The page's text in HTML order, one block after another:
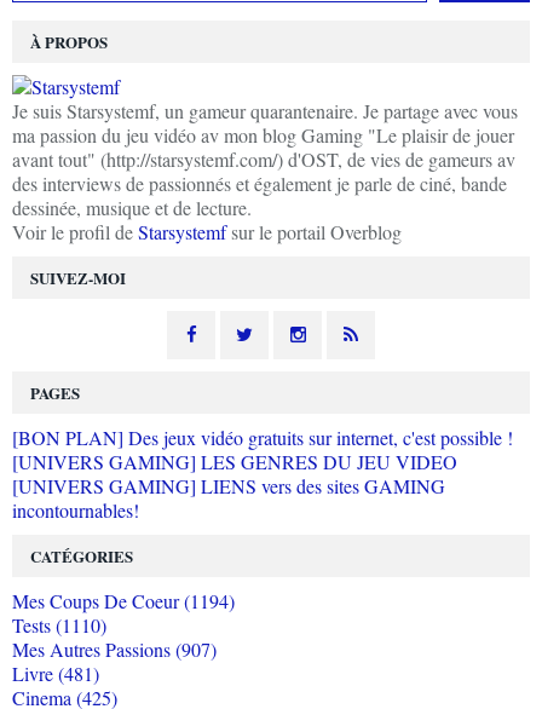
SUIVEZ-MOI
À PROPOS
Je suis Starsystemf, un gameur quarantenaire. Je partage avec vous
ma passion du jeu vidéo av mon blog Gaming "Le plaisir de jouer
avant tout" (http://starsystemf.com/) d'OST, de vies de gameurs av
des interviews de passionnés et également je parle de ciné, bande
dessinée, musique et de lecture.
Voir le profil deStarsystemfsur le portail Overblog
PAGES
[BON PLAN] Des jeux vidéo gratuits sur internet, c'est possible !
[UNIVERS GAMING] LES GENRES DU JEU VIDEO
[UNIVERS GAMING] LIENS vers des sites GAMING
incontournables!
CATÉGORIES
Mes Coups De Coeur (1194)
Tests (1110)
Mes Autres Passions (907)
Livre (481)
Cinema (425)